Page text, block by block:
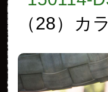
（28） カ